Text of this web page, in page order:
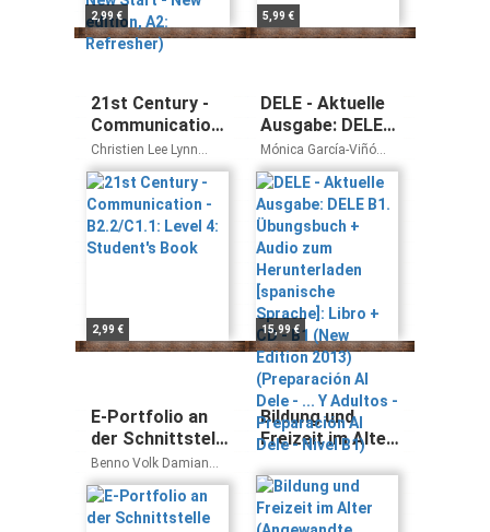
2,99 € 5,99 €
21st Century -
Communication
- B2.2/C1.1:
Level 4:
Student's Book
Christien Lee Lynn
Bonesteel
2,99 €
DELE - Aktuelle
Ausgabe: DELE
B1. Übungsbuch
+ Audio zum
Herunterladen
[spanische
Sprache]: Libro
+ CD - B1 (New
Edition 2013)
(Preparación Al
Dele - ... Y
Adultos -
Preparación Al
Dele - Nivel B1)
Mónica García-Viñó
Sánchez
15,99 €
E-Portfolio an
der Schnittstelle
von Studium und
Beruf (Medien in
der
Wissenschaft)
Benno Volk Damian
Miller
Bildung und
Freizeit im Alter
(Angewandte
Alterskunde)